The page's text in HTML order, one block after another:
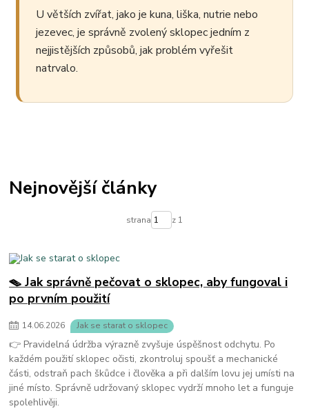
U větších zvířat, jako je kuna, liška, nutrie nebo
jezevec, je správně zvolený sklopec jedním z
nejjistějších způsobů, jak problém vyřešit
natrvalo.
Nejnovější články
strana z 1
🪤 Jak správně pečovat o sklopec, aby fungoval i
po prvním použití
14.06.2026 Jak se starat o sklopec
👉 Pravidelná údržba výrazně zvyšuje úspěšnost odchytu. Po
každém použití sklopec očisti, zkontroluj spoušť a mechanické
části, odstraň pach škůdce i člověka a při dalším lovu jej umísti na
jiné místo. Správně udržovaný sklopec vydrží mnoho let a funguje
spolehlivěji.